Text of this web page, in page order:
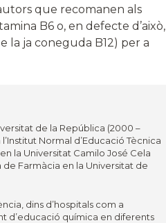
que recomanen als
B6 o, en defecte d’això,
la ja coneguda B12) per a
de la República (2000 –
Normal d’Educació Tècnica
la Universitat Camilo José Cela
Farmàcia en la Universitat de
dins d’hospitals com a
d’educació química en diferents